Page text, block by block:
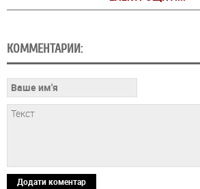
КОММЕНТАРИИ:
Додати коментар